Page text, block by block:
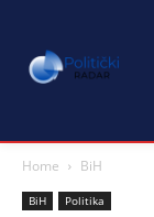
Home BiH
BiH Politika